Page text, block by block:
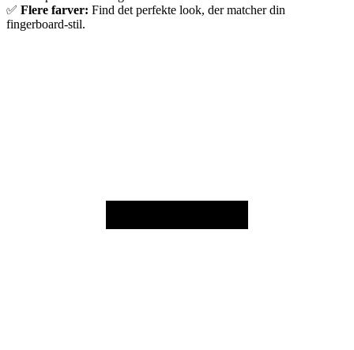
✅ Flere farver: Find det perfekte look, der matcher din
fingerboard-stil.